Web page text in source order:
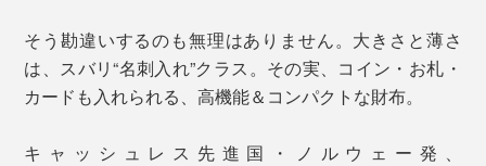
そう勘違いするのも無理はありません。大きさと薄さ
は、スバリ“名刺入れ”クラス。その実、コイン・お札・
カードも入れられる、高機能＆コンパクトな財布。
キャッシュレス先進国・ノルウェー発、